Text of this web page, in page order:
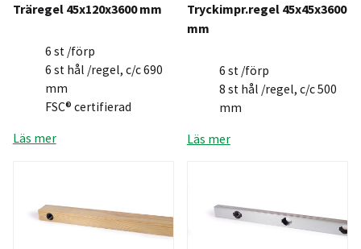
Träregel 45x120x3600 mm
6 st /förp
6 st hål /regel, c/c 690
mm
FSC® certifierad
Läs mer
Tryckimpr.regel 45x45x3600
mm
6 st /förp
8 st hål /regel, c/c 500
mm
Läs mer